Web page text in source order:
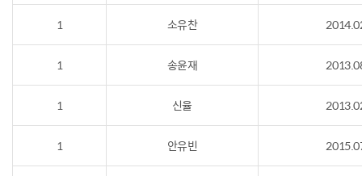
1 소유찬
1 송윤재
1 신율
1 안유빈